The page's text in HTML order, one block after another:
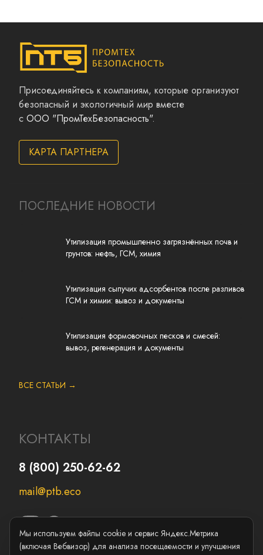
Присоединяйтесь к компаниям, которые организуют
безопасный и экологичный мир вместе
с ООО "ПромТехБезопасность".
КАРТА ПАРТНЕРА
ПОСЛЕДНИЕ НОВОСТИ
Утилизация промышленно загрязнённых почв и
грунтов: нефть, ГСМ, химия
Утилизация сыпучих адсорбентов после разливов
ГСМ и химии: вывоз и документы
Утилизация формовочных песков и смесей:
вывоз, регенерация и документы
ВСЕ СТАТЬИ →
КОНТАКТЫ
8 (800) 250-62-62
mail@ptb.eco
Мы используем файлы cookie и сервис Яндекс.Метрика
(включая Вебвизор) для анализа посещаемости и улучшения